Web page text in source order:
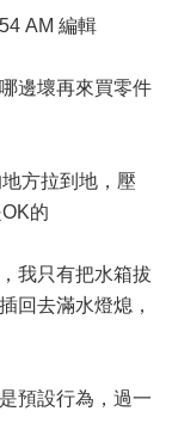
AM 編輯
邊壞再來買零件
方拉到地，壓
的
我只有把水箱拔
回去滿水燈熄，
預設行為，過一